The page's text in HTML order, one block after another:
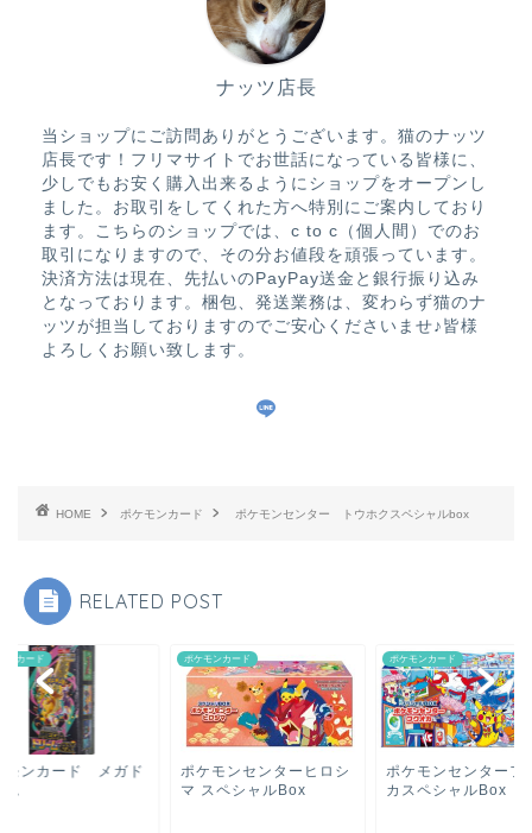
ナッツ店長
当ショップにご訪問ありがとうございます。猫のナッツ
店長です！フリマサイトでお世話になっている皆様に、
少しでもお安く購入出来るようにショップをオープンし
ました。お取引をしてくれた方へ特別にご案内しており
ます。こちらのショップでは、c to c（個人間）でのお
取引になりますので、その分お値段を頑張っています。
決済方法は現在、先払いのPayPay送金と銀行振り込み
となっております。梱包、発送業務は、変わらず猫のナ
ッツが担当しておりますのでご安心くださいませ♪皆様
よろしくお願い致します。
HOME ポケモンカード ポケモンセンター トウホクスペシャルbox
RELATED POST
ンカード
モンカード メガド
ム
ポケモンカード
ポケモンセンターヒロシ
マ スペシャルBox
ポケモンカード
ポケモンセンターフ
カスペシャルBox